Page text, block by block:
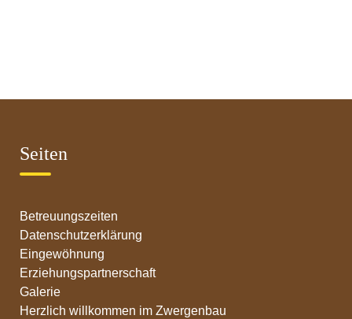
Seiten
Betreuungszeiten
Datenschutzerklärung
Eingewöhnung
Erziehungspartnerschaft
Galerie
Herzlich willkommen im Zwergenbau